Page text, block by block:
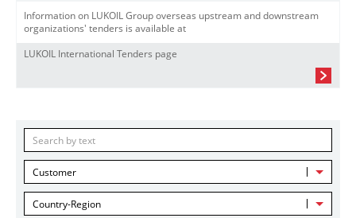
Information on LUKOIL Group overseas upstream and downstream
organizations' tenders is available at
LUKOIL International Tenders page
Customer
Country-Region